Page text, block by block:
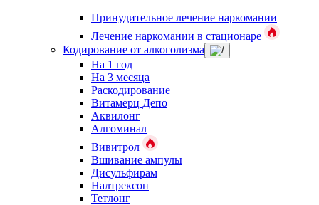
Принудительное лечение наркомании
Лечение наркомании в стационаре
Кодирование от алкоголизма
На 1 год
На 3 месяца
Раскодирование
Витамерц Депо
Аквилонг
Алгоминал
Вивитрол
Вшивание ампулы
Дисульфирам
Налтрексон
Тетлонг